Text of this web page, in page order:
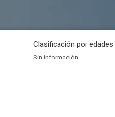
Clasificación por edades
Sin información